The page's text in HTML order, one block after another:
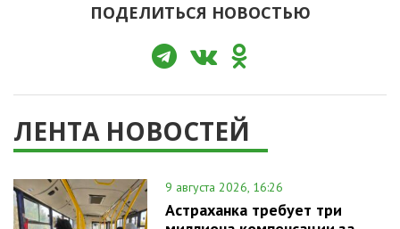
ПОДЕЛИТЬСЯ НОВОСТЬЮ
ЛЕНТА НОВОСТЕЙ
9 августа 2026, 16:26
Астраханка требует три